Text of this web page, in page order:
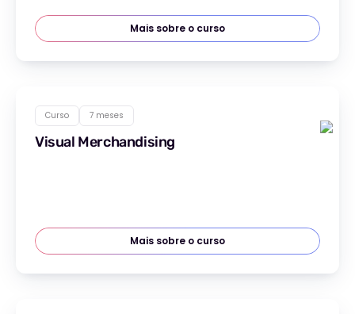
Mais sobre o curso
Curso 7 meses
Visual Merchandising
Mais sobre o curso